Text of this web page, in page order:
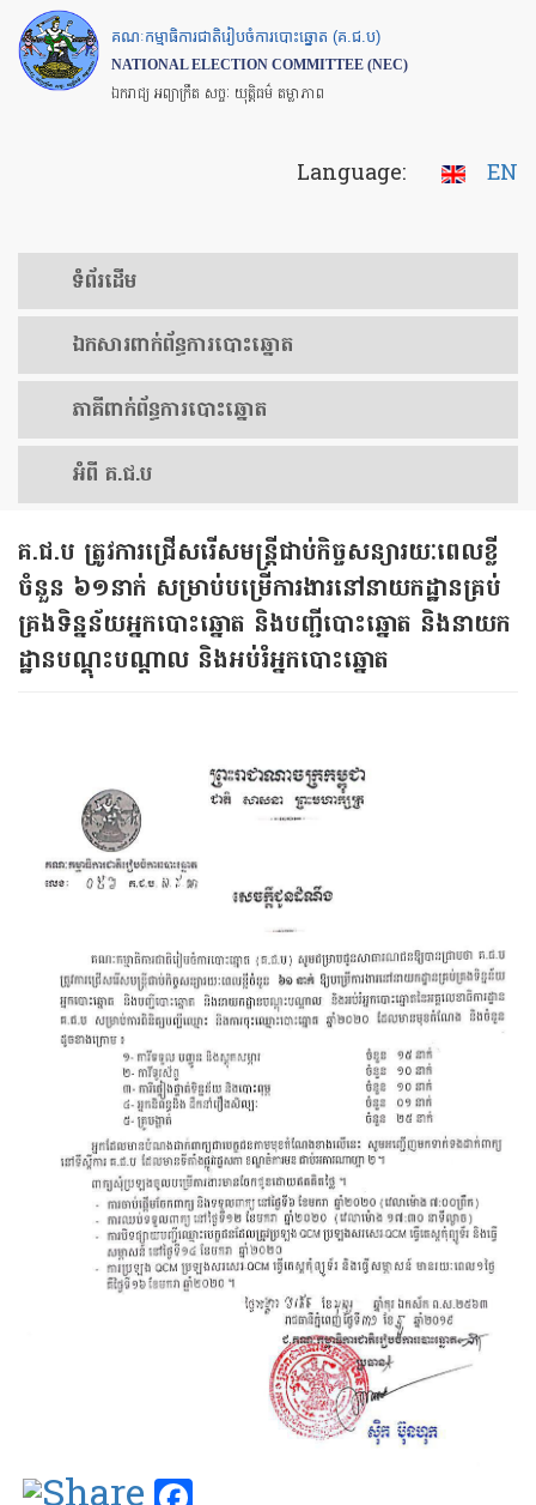
Skip
to
main
គណៈកម្មាធិការជាតិរៀបចំការបោះឆ្នោត (គ.ជ.ប)
NATIONAL ELECTION COMMITTEE (NEC)
ឯករាជ្យ អព្យាក្រឹត សច្ចៈ យុត្តិធម៌ តម្លាភាព
Language: EN
ទំព័រ​ដើម
ឯកសារ​ពាក់ព័ន្ធ​ការ​បោះឆ្នោត
​ភាគីពាក់ព័ន្ធ​​ការ​បោះឆ្នោត
អំពី គ.ជ.ប
គ.ជ.ប ត្រូវការជ្រើសរើស​មន្ត្រីជាប់កិច្ចសន្យា​រយៈពេលខ្លី​
ចំនួន ៦១នាក់ សម្រាប់​បម្រើការងារ​នៅ​នាយកដ្ឋាន​គ្រប់
គ្រងទិន្នន័យ​អ្នកបោះឆ្នោត និង​បញ្ជីបោះឆ្នោត និងនាយក
ដ្ឋាន​បណ្ដុះបណ្ដាល​ និង​អប់រំអ្នកបោះឆ្នោត